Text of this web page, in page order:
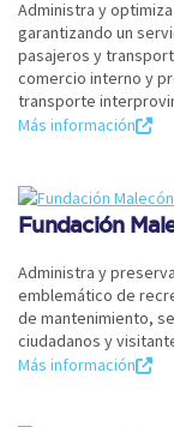
Administra y
garantizando un
pasajeros y
comercio interno y
transporte
Más información
Fundación
Administra y
emblemático de
de mantenimiento,
ciudadanos y
Más información